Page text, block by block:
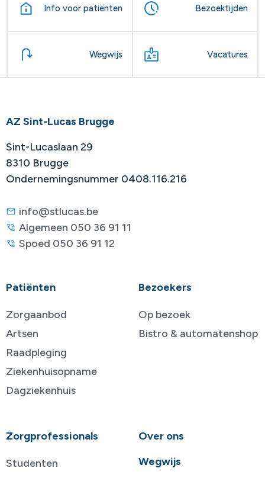
Info voor patiënten Bezoektijden
Wegwijs Vacatures
AZ Sint-Lucas Brugge
Sint-Lucaslaan 29
8310 Brugge
Ondernemingsnummer 0408.116.216
info@stlucas.be
Algemeen 050 36 91 11
Spoed 050 36 91 12
Patiënten
Zorgaanbod
Artsen
Raadpleging
Ziekenhuisopname
Dagziekenhuis
Bezoekers
Op bezoek
Bistro & automatenshop
Zorgprofessionals
Studenten
Over ons
Wegwijs